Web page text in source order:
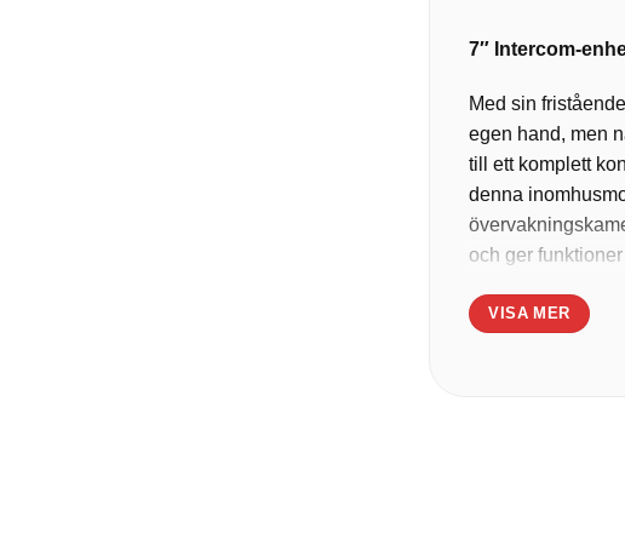
7″ Intercom-
Med sin
egen hand, men
till ett komplett
denna
och ger
VISA MER